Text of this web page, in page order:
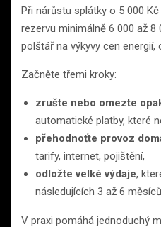
Při nárůstu splátky o 5 000
rezervu minimálně 6 000 až 8
polštář na výkyvy cen energií,
Začněte třemi kroky:
zrušte nebo omezte
automatické platby, které
přehodnoťte provoz
tarify, internet, pojištění,
odložte velké výdaje,
následujících 3 až 6
V praxi pomáhá jednoduchý